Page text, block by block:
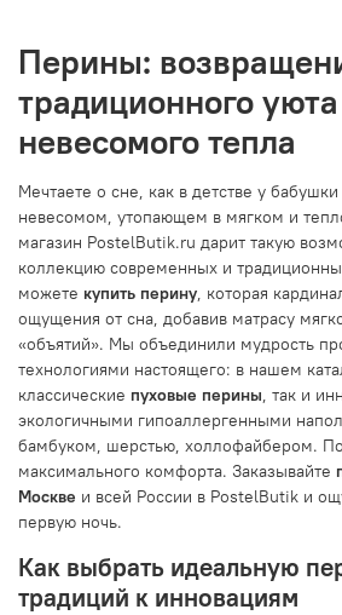
Перины:
традиционного
невесомого тепла
Мечтаете о сне, как в детстве у
невесомом, утопающем в мягком и
магазин PostelButik.ru дарит такую
коллекцию современных и
можете купить перину , которая
ощущения от сна, добавив матрасу
«объятий». Мы объединили мудрость
технологиями настоящего: в нашем
классические пуховые перины , так и
экологичными гипоаллергенными
бамбуком, шерстью, холлофайбером.
максимального комфорта. Заказывайте
Москве и всей России в PostelButik и
первую ночь.
Как выбрать идеальную
традиций к инновациям